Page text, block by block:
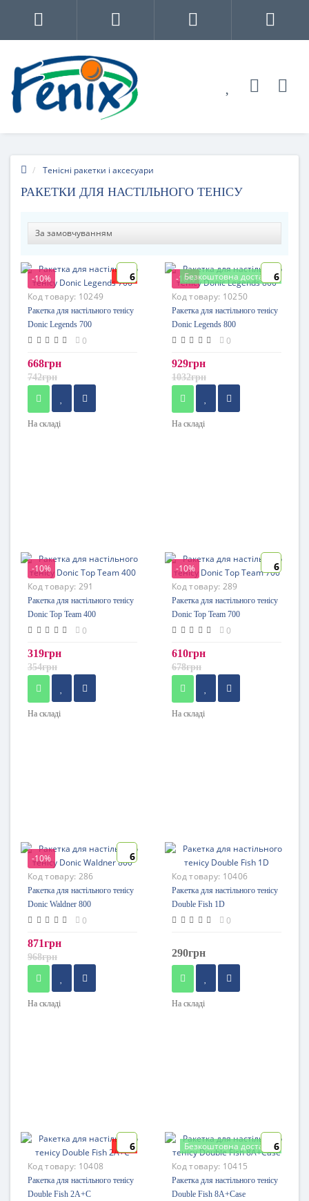
Тенісні ракетки і аксесуари
РАКЕТКИ ДЛЯ НАСТІЛЬНОГО ТЕНІСУ
-10% New6
Код товару: 10249
Ракетка для настільного тенісу
Donic Legends 700
0
668грн
742грн
На складі
-10%Безкоштовна доставка6
Код товару: 10250
Ракетка для настільного тенісу
Donic Legends 800
0
929грн
1032грн
На складі
-10%
Код товару: 291
Ракетка для настільного тенісу
Donic Top Team 400
0
319грн
354грн
На складі
-10% 6
Код товару: 289
Ракетка для настільного тенісу
Donic Top Team 700
0
610грн
678грн
На складі
-10% 6
Код товару: 286
Ракетка для настільного тенісу
Donic Waldner 800
0
871грн
968грн
На складі
Код товару: 10406
Ракетка для настільного тенісу
Double Fish 1D
0
290грн
На складі
New6
Код товару: 10408
Ракетка для настільного тенісу
Double Fish 2A+C
Безкоштовна доставка6
Код товару: 10415
Ракетка для настільного тенісу
Double Fish 8A+Case